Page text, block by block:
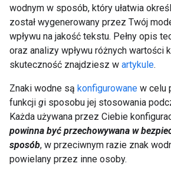
wodnym w sposób, który ułatwia
został wygenerowany przez Twój
wpływu na jakość tekstu. Pełny opis
oraz analizy wpływu różnych wartości
skuteczność znajdziesz w artykule.
Znaki wodne są konfigurowane w celu
funkcji gi sposobu jej stosowania
Każda używana przez Ciebie
powinna być przechowywana w
sposób, w przeciwnym razie znak
powielany przez inne osoby.